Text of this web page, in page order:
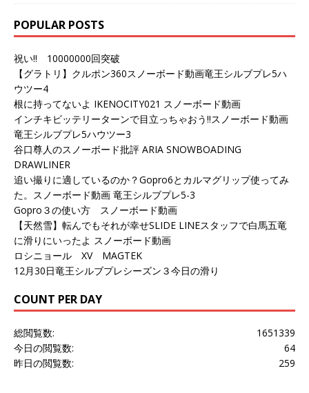
POPULAR POSTS
祝い!! 10000000回突破
【グラトリ】クルポン360スノーボード動画竜王シルブプレ5ハ
ウツー4
根に持ってないよ IKENOCITY021 スノーボード動画
インチキビッテリーターンで目立っちゃおう!!スノーボード動画
竜王シルブプレ5ハウツー3
谷口尊人のスノーボード批評 ARIA SNOWBOADING
DRAWLINER
追い撮りに適しているのか？Gopro6とカルマグリップ使ってみ
た。スノーボード動画 竜王シルブプレ5-3
Gopro３の使い方 スノーボード動画
【天然雪】転んでもそれが幸せSLIDE LINEスタッフで白馬五竜
に滑りにいったよ スノーボード動画
ロシニョール XV MAGTEK
12月30日竜王シルブプレシーズン３今日の滑り
COUNT PER DAY
1651339
総閲覧数:
64
今日の閲覧数:
259
昨日の閲覧数: